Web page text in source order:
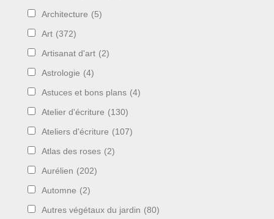
Architecture (5)
Art (372)
Artisanat d'art (2)
Astrologie (4)
Astuces et bons plans (4)
Atelier d'écriture (130)
Ateliers d'écriture (107)
Atlas des roses (2)
Aurélien (202)
Automne (2)
Autres végétaux du jardin (80)